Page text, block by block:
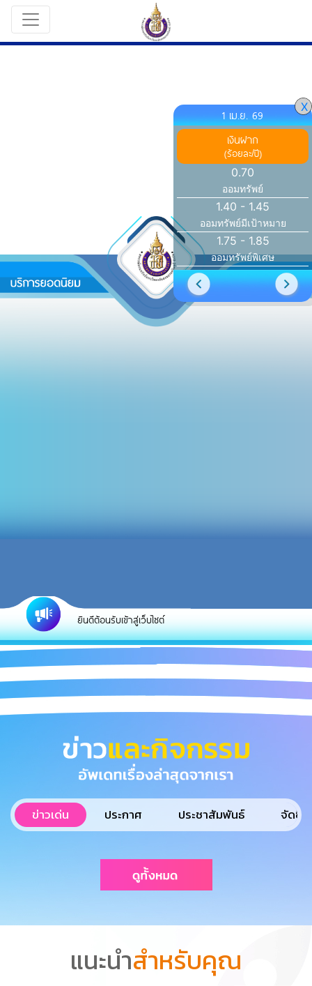
X
1 เม.ย. 69
เงินฝาก
(ร้อยละ/ปี)
0.70
ออมทรัพย์
1.40 - 1.45
ออมทรัพย์มีเป้าหมาย
1.75 - 1.85
ออมทรัพย์พิเศษ
ยินดีต้อนรับเข้าสู่เว็บไซต์
ข่าวเด่น ประกาศ ประชาสัมพันธ์ จัดซื้
แนะนำสำหรับคุณ